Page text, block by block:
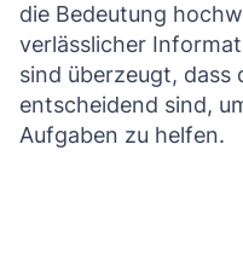
die Bedeutung
verlässlicher
sind überzeugt, dass
entscheidend sind,
Aufgaben zu helfen.